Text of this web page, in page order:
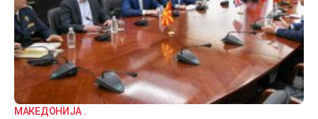
МАКЕДОНИЈА .